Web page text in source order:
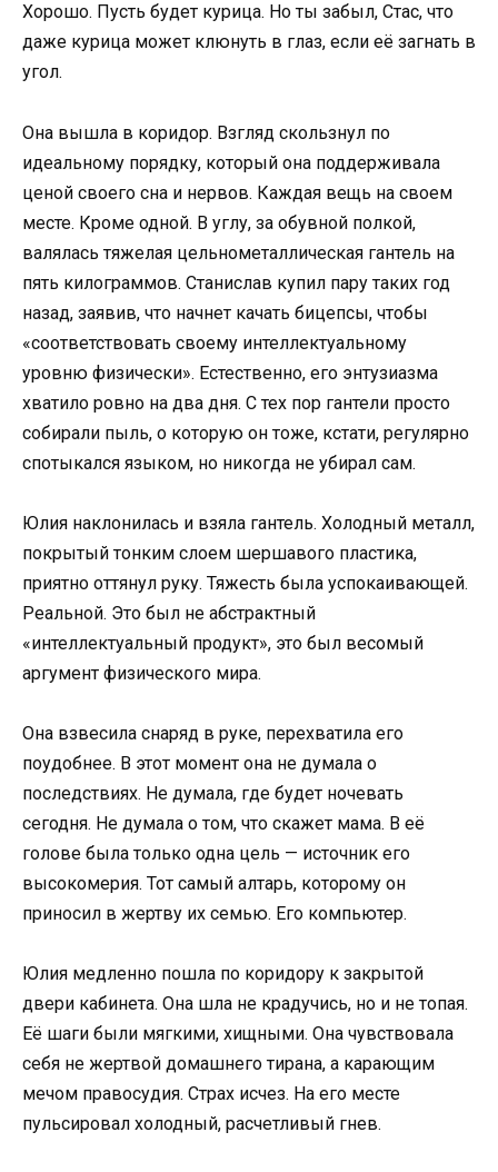
Хорошо. Пусть будет курица. Но ты забыл, Стас, что
даже курица может клюнуть в глаз, если её загнать в
угол.
Она вышла в коридор. Взгляд скользнул по
идеальному порядку, который она поддерживала
ценой своего сна и нервов. Каждая вещь на своем
месте. Кроме одной. В углу, за обувной полкой,
валялась тяжелая цельнометаллическая гантель на
пять килограммов. Станислав купил пару таких год
назад, заявив, что начнет качать бицепсы, чтобы
«соответствовать своему интеллектуальному
уровню физически». Естественно, его энтузиазма
хватило ровно на два дня. С тех пор гантели просто
собирали пыль, о которую он тоже, кстати, регулярно
спотыкался языком, но никогда не убирал сам.
Юлия наклонилась и взяла гантель. Холодный металл,
покрытый тонким слоем шершавого пластика,
приятно оттянул руку. Тяжесть была успокаивающей.
Реальной. Это был не абстрактный
«интеллектуальный продукт», это был весомый
аргумент физического мира.
Она взвесила снаряд в руке, перехватила его
поудобнее. В этот момент она не думала о
последствиях. Не думала, где будет ночевать
сегодня. Не думала о том, что скажет мама. В её
голове была только одна цель — источник его
высокомерия. Тот самый алтарь, которому он
приносил в жертву их семью. Его компьютер.
Юлия медленно пошла по коридору к закрытой
двери кабинета. Она шла не крадучись, но и не топая.
Её шаги были мягкими, хищными. Она чувствовала
себя не жертвой домашнего тирана, а карающим
мечом правосудия. Страх исчез. На его месте
пульсировал холодный, расчетливый гнев.